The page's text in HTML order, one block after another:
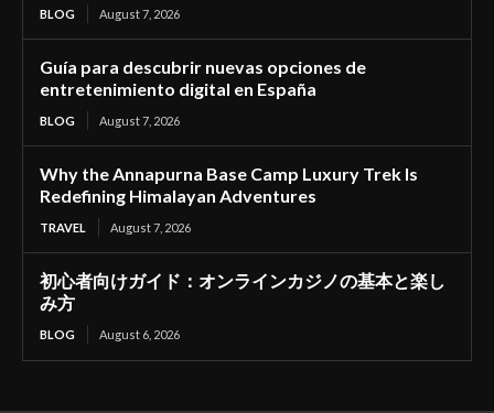
BLOG August 7, 2026
Guía para descubrir nuevas opciones de
entretenimiento digital en España
BLOG August 7, 2026
Why the Annapurna Base Camp Luxury Trek Is
Redefining Himalayan Adventures
TRAVEL August 7, 2026
初心者向けガイド：オンラインカジノの基本と楽し
み方
BLOG August 6, 2026